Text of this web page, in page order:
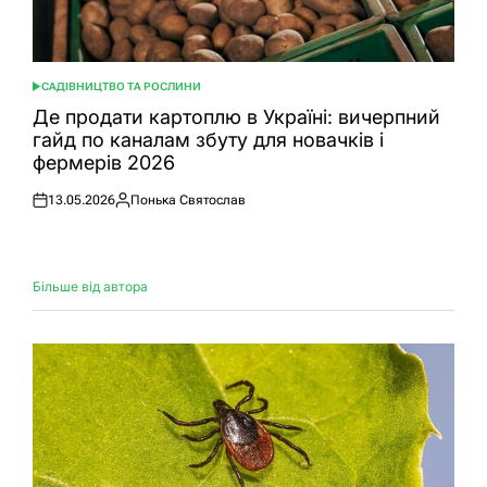
ОПУБЛІКУВАТИ
У
САДІВНИЦТВО ТА РОСЛИНИ
Де продати картоплю в Україні: вичерпний
гайд по каналам збуту для новачків і
фермерів 2026
Оприлюднено
13.05.2026
Опубліковано
Понька Святослав
Більше від автора